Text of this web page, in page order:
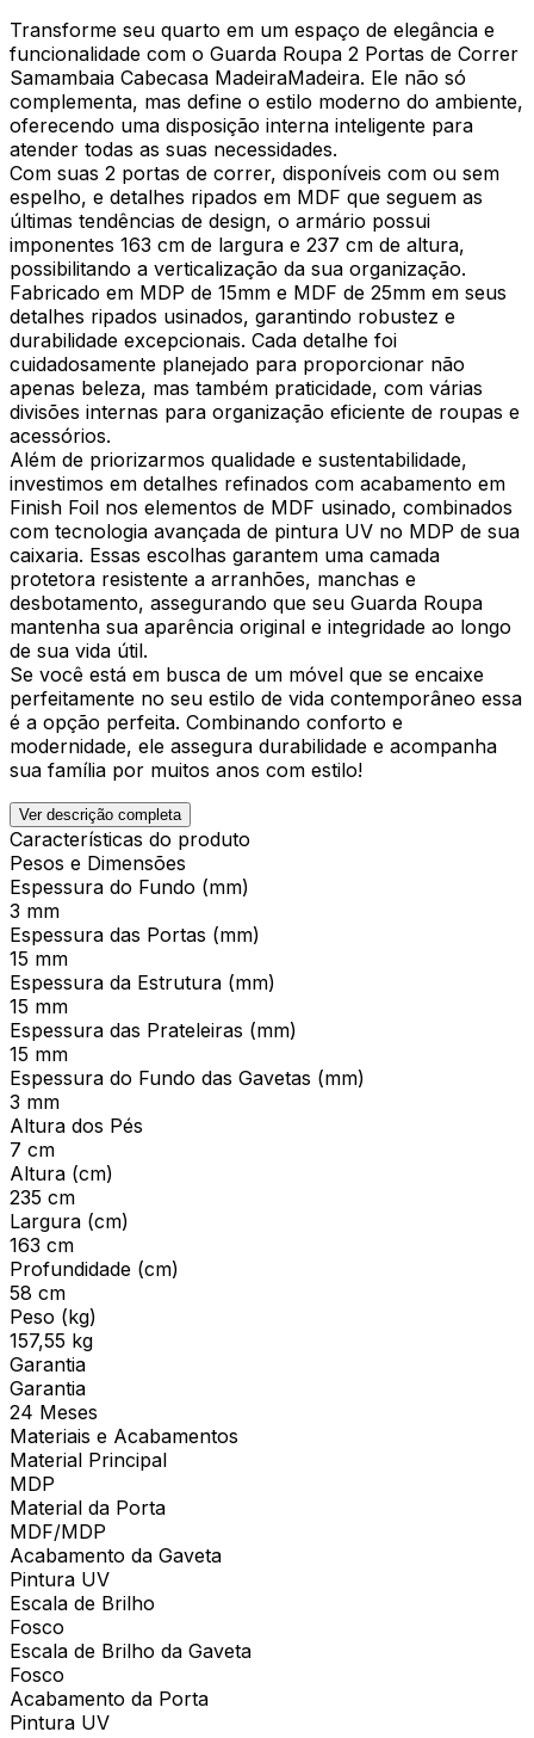
Transforme seu quarto em um espaço de elegância e
funcionalidade com o Guarda Roupa 2 Portas de Correr
Samambaia Cabecasa MadeiraMadeira. Ele não só
complementa, mas define o estilo moderno do ambiente,
oferecendo uma disposição interna inteligente para
atender todas as suas necessidades.
Com suas 2 portas de correr, disponíveis com ou sem
espelho, e detalhes ripados em MDF que seguem as
últimas tendências de design, o armário possui
imponentes 163 cm de largura e 237 cm de altura,
possibilitando a verticalização da sua organização.
Fabricado em MDP de 15mm e MDF de 25mm em seus
detalhes ripados usinados, garantindo robustez e
durabilidade excepcionais. Cada detalhe foi
cuidadosamente planejado para proporcionar não
apenas beleza, mas também praticidade, com várias
divisões internas para organização eficiente de roupas e
acessórios.
Além de priorizarmos qualidade e sustentabilidade,
investimos em detalhes refinados com acabamento em
Finish Foil nos elementos de MDF usinado, combinados
com tecnologia avançada de pintura UV no MDP de sua
caixaria. Essas escolhas garantem uma camada
protetora resistente a arranhões, manchas e
desbotamento, assegurando que seu Guarda Roupa
mantenha sua aparência original e integridade ao longo
de sua vida útil.
Se você está em busca de um móvel que se encaixe
perfeitamente no seu estilo de vida contemporâneo essa
é a opção perfeita. Combinando conforto e
modernidade, ele assegura durabilidade e acompanha
sua família por muitos anos com estilo!
Ver descrição completa
Características do produto
Pesos e Dimensões
Espessura do Fundo (mm)
3 mm
Espessura das Portas (mm)
15 mm
Espessura da Estrutura (mm)
15 mm
Espessura das Prateleiras (mm)
15 mm
Espessura do Fundo das Gavetas (mm)
3 mm
Altura dos Pés
7 cm
Altura (cm)
235 cm
Largura (cm)
163 cm
Profundidade (cm)
58 cm
Peso (kg)
157,55 kg
Garantia
Garantia
24 Meses
Materiais e Acabamentos
Material Principal
MDP
Material da Porta
MDF/MDP
Acabamento da Gaveta
Pintura UV
Escala de Brilho
Fosco
Escala de Brilho da Gaveta
Fosco
Acabamento da Porta
Pintura UV